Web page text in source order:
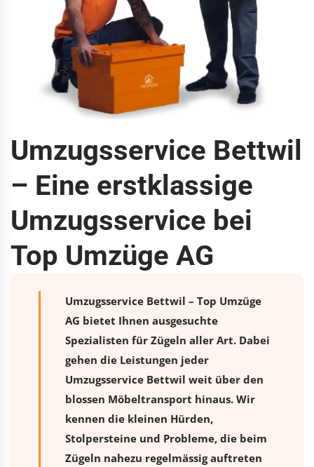
Umzugsservice Bettwil
– Eine erstklassige
Umzugsservice bei
Top Umzüge AG
Umzugsservice Bettwil – Top Umzüge
AG bietet Ihnen ausgesuchte
Spezialisten für Zügeln aller Art. Dabei
gehen die Leistungen jeder
Umzugsservice Bettwil weit über den
blossen Möbeltransport hinaus. Wir
kennen die kleinen Hürden,
Stolpersteine und Probleme, die beim
Zügeln nahezu regelmässig auftreten